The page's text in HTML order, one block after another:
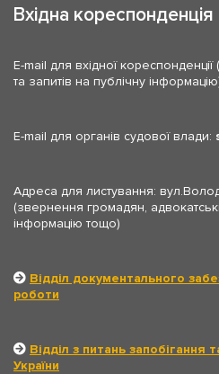
Вхідна кореспонденція
E-mail для вхідної
та запитів на публічну
E-mail для органів судової влади:
Адреса для листування:
(звернення громадян,
інформацію тощо)
Відділ документального
роботи
Відділ з питань запобігання
України